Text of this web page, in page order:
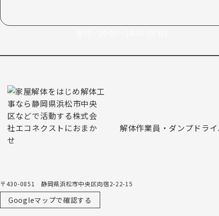
解体作業員・ダンプドラ
〒430-0851 静岡県浜松市中央区向宿2-22-15
Googleマップで確認する